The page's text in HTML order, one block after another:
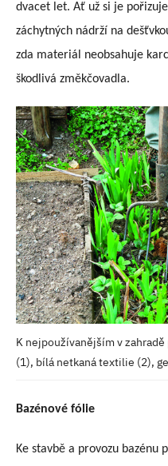
dvacet let. Ať už si je
záchytných nádrží na
zda materiál neobsahuje
škodlivá změkčovadla.
K nejpoužívanějším v
(1), bílá netkaná textilie (2),
Bazénové fólie
Ke stavbě a provozu